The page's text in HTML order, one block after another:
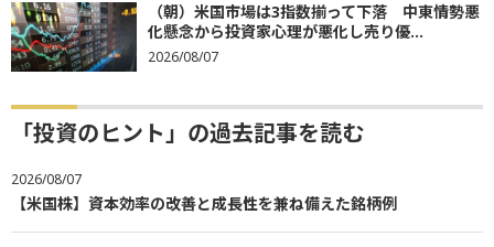
（朝）米国市場は3指数揃って下落 中東情勢悪
化懸念から投資家心理が悪化し売り優...
2026/08/07
「投資のヒント」の過去記事を読む
2026/08/07
【米国株】資本効率の改善と成長性を兼ね備えた銘柄例